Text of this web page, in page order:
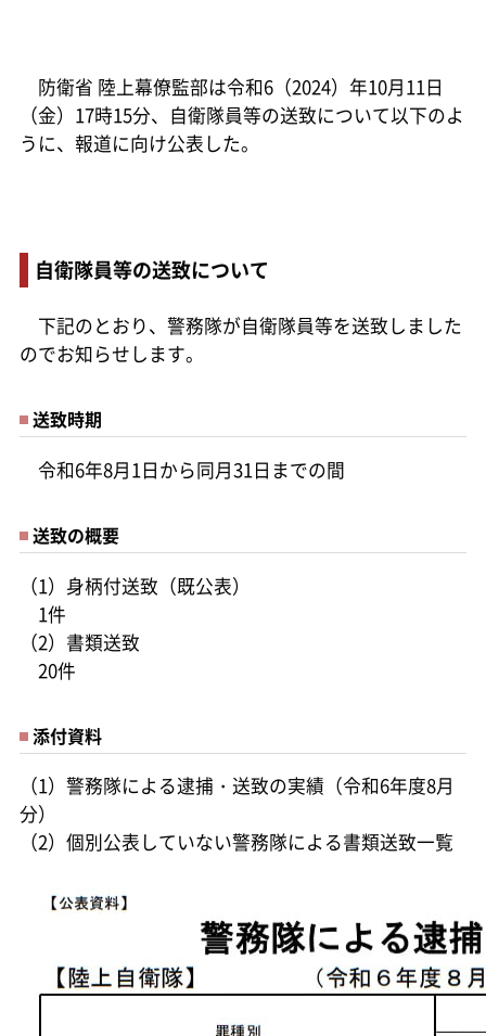
防衛省 陸上幕僚監部は令和6（2024）年10月11日
（金）17時15分、自衛隊員等の送致について以下のよ
うに、報道に向け公表した。
自衛隊員等の送致について
下記のとおり、警務隊が自衛隊員等を送致しました
のでお知らせします。
送致時期
令和6年8月1日から同月31日までの間
送致の概要
（1）身柄付送致（既公表）
1件
（2）書類送致
20件
添付資料
（1）警務隊による逮捕・送致の実績（令和6年度8月
分）
（2）個別公表していない警務隊による書類送致一覧